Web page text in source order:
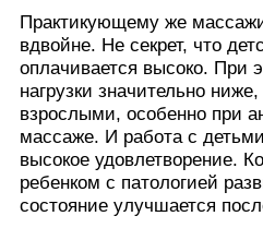
Практикующему же
вдвойне. Не секрет, что
оплачивается высоко. При
нагрузки значительно
взрослыми, особенно при
массаже. И работа с
высокое удовлетворение.
ребенком с патологией
состояние улучшается